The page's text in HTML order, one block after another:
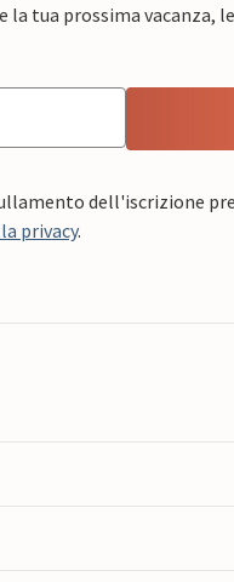
tua prossima vacanza,
dell'iscrizione
privacy.